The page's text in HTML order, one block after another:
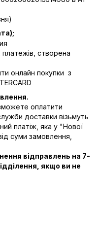
створена
онлайн покупки з
оплатити
доставки візьмуть
платіж, яка у "Нової
суми замовлення,
відправлень на 7-
якщо ви не